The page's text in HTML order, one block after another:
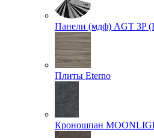
Панели (мдф) AGT 3P
Плиты Eterno
Кроношпан